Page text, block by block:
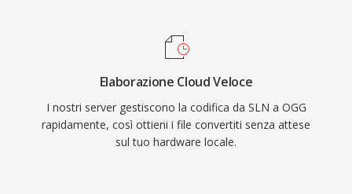
Elaborazione Cloud Veloce
I nostri server gestiscono la codifica da SLN a OGG
rapidamente, così ottieni i file convertiti senza attese
sul tuo hardware locale.